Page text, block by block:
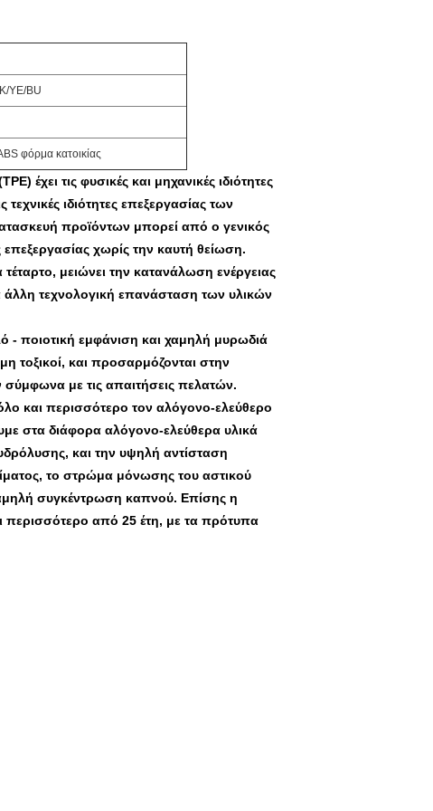
YE/BU
φόρμα κατοικίας
έχει τις φυσικές και μηχανικές ιδιότητες
ιδιότητες επεξεργασίας των
προϊόντων μπορεί από ο γενικός
χωρίς την καυτή θείωση.
μειώνει την κατανάλωση ενέργειας
άλλη τεχνολογική επανάσταση των υλικών
- ποιοτική εμφάνιση και χαμηλή μυρωδιά
τοξικοί, και προσαρμόζονται στην
με τις απαιτήσεις πελατών.
και περισσότερο τον αλόγονο-ελεύθερο
στα διάφορα αλόγονο-ελεύθερα υλικά
και την υψηλή αντίσταση
το στρώμα μόνωσης του αστικού
συγκέντρωση καπνού. Επίσης η
περισσότερο από 25 έτη, με τα πρότυπα